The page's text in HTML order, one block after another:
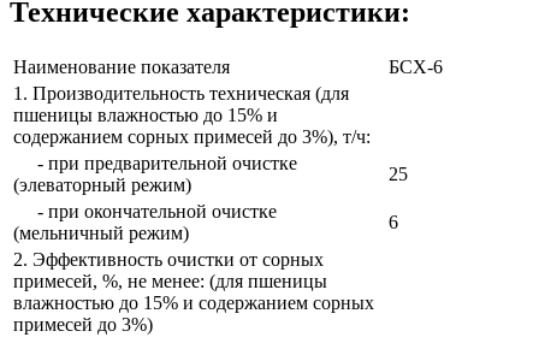
Технические характеристики:
Наименование показателя
БСХ-6
1. Производительность техническая (для
пшеницы влажностью до 15% и
содержанием сорных примесей до 3%), т/ч:
- при предварительной очистке
(элеваторный режим)
25
- при окончательной очистке
(мельничный режим)
6
2. Эффективность очистки от сорных
примесей, %, не менее: (для пшеницы
влажностью до 15% и содержанием сорных
примесей до 3%)